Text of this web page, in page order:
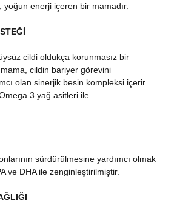
yoğun enerji içeren bir mamadır.
cildi oldukça korunmasız bir
mama, cildin bariyer görevini
olan sinerjik besin kompleksi içerir.
3 yağ asitleri ile
sürdürülmesine yardımcı olmak
ve DHA ile zenginleştirilmiştir.